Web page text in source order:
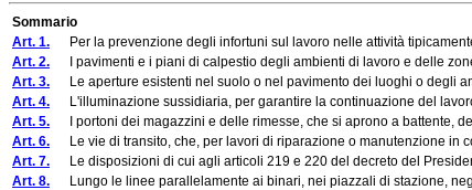
Sommario
Art. 1. Per la prevenzione degli infortuni sul lavoro nelle attività
Art. 2. I pavimenti e i piani di calpestio degli ambienti di lavoro e delle
Art. 3. Le aperture esistenti nel suolo o nel pavimento dei luoghi o degli
Art. 4. L'illuminazione sussidiaria, per garantire la continuazione del
Art. 5. I portoni dei magazzini e delle rimesse, che si aprono a battente,
Art. 6. Le vie di transito, che, per lavori di riparazione o manutenzione in
Art. 7. Le disposizioni di cui agli articoli 219 e 220 del decreto del
Art. 8. Lungo le linee parallelamente ai binari, nei piazzali di stazione,